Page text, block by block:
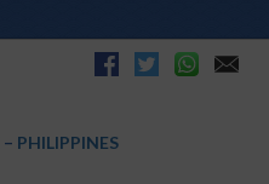
– PHILIPPINES